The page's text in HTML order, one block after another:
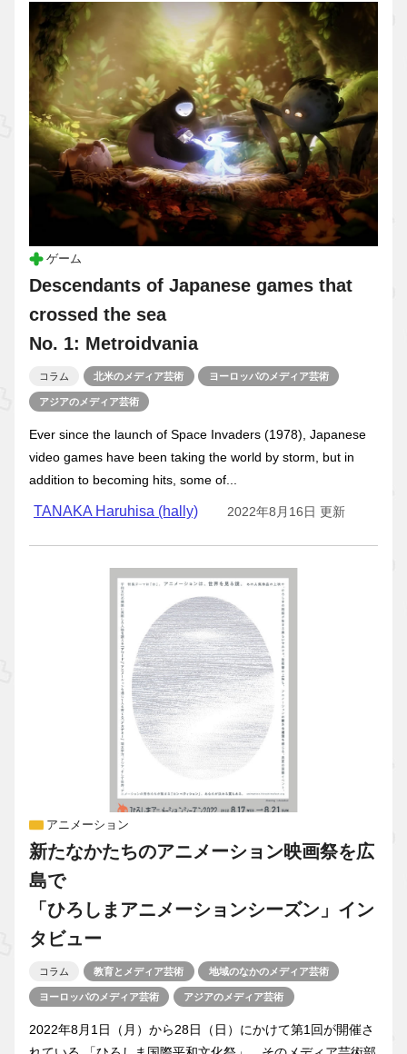
ゲーム
Descendants of Japanese games that
crossed the sea
No. 1: Metroidvania
コラム 北米のメディア芸術 ヨーロッパのメディア芸術
アジアのメディア芸術
Ever since the launch of Space Invaders (1978), Japanese
video games have been taking the world by storm, but in
addition to becoming hits, some of...
TANAKA Haruhisa (hally) 2022年8月16日 更新
アニメーション
新たなかたちのアニメーション映画祭を広
島で
「ひろしまアニメーションシーズン」イン
タビュー
コラム 教育とメディア芸術 地域のなかのメディア芸術
ヨーロッパのメディア芸術 アジアのメディア芸術
2022年8月1日（月）から28日（日）にかけて第1回が開催さ